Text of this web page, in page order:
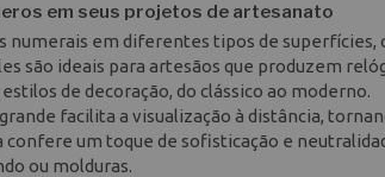
em seus projetos de artesanato
numerais em diferentes tipos de
são ideais para artesãos que produzem
de decoração, do clássico ao moderno.
facilita a visualização à distância,
confere um toque de sofisticação e
ou molduras.